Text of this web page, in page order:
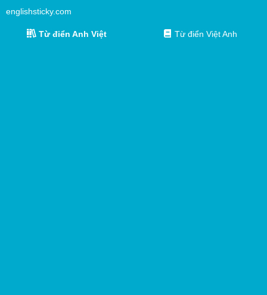
englishsticky.com
Từ điển Anh Việt Từ điển Việt Anh